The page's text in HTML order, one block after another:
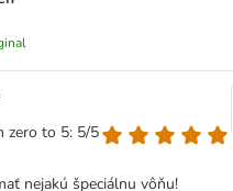
zero to 5: 5/5
nejakú špeciálnu vôňu!